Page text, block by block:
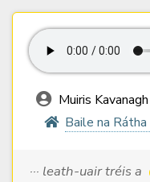
Muiris Kavanagh
Baile na
··· leath-uair tréis a